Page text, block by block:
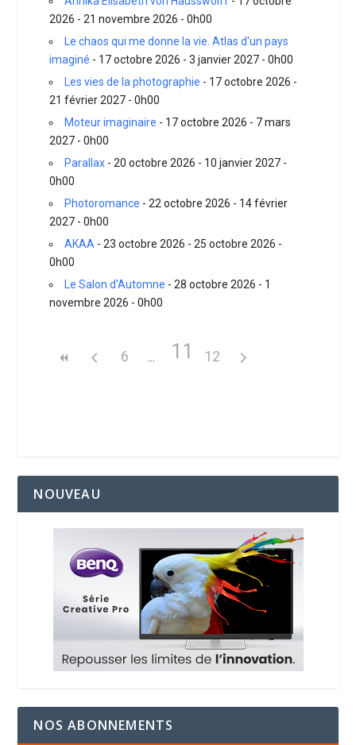
2026 - 21 novembre 2026 - 0h00
Le chaos qui me donne la vie. Atlas d'un pays
imaginé - 17 octobre 2026 - 3 janvier 2027 - 0h00
Les vies de la photographie - 17 octobre 2026 -
21 février 2027 - 0h00
Moteur imaginaire - 17 octobre 2026 - 7 mars
2027 - 0h00
Parallax - 20 octobre 2026 - 10 janvier 2027 -
0h00
Photoromance - 22 octobre 2026 - 14 février
2027 - 0h00
AKAA - 23 octobre 2026 - 25 octobre 2026 -
0h00
Le Salon d'Automne - 28 octobre 2026 - 1
novembre 2026 - 0h00
6 11 12
NOUVEAU
NOS ABONNEMENTS